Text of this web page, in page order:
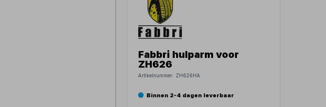
Fabbri hulparm voor
ZH626
Artikelnummer: ZH626HA
Binnen 2-4 dagen leverbaar